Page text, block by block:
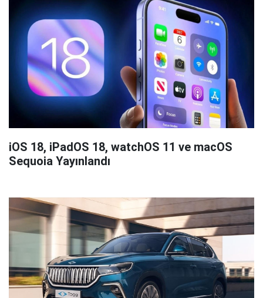
iOS 18, iPadOS 18, watchOS 11 ve macOS
Sequoia Yayınlandı